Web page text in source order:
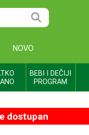
NOVO
BEBI I DEČIJI
PROGRAM
dostupan